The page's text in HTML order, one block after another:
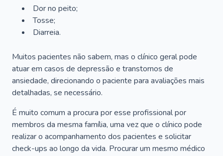
Dor no peito;
Tosse;
Diarreia.
Muitos pacientes não sabem, mas o clínico geral pode
atuar em casos de depressão e transtornos de
ansiedade, direcionando o paciente para avaliações mais
detalhadas, se necessário.
É muito comum a procura por esse profissional por
membros da mesma família, uma vez que o clínico pode
realizar o acompanhamento dos pacientes e solicitar
check-ups ao longo da vida. Procurar um mesmo médico